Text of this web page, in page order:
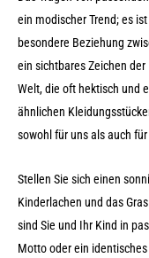
ein modischer Trend; es
besondere Beziehung
ein sichtbares Zeichen
Welt, die oft hektisch und
ähnlichen
sowohl für uns als auch
Stellen Sie sich einen
Kinderlachen und das
sind Sie und Ihr Kind in
Motto oder ein